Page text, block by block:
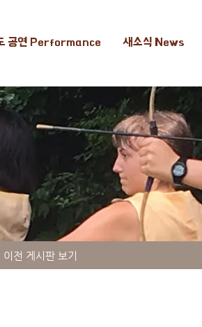
공연 Performance 새소식 News
이전 게시판 보기